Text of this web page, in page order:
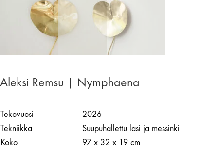
Aleksi Remsu | Nymphaena
Tekovuosi
2026
Tekniikka
Suupuhallettu lasi ja messinki
Koko
97 x 32 x 19 cm